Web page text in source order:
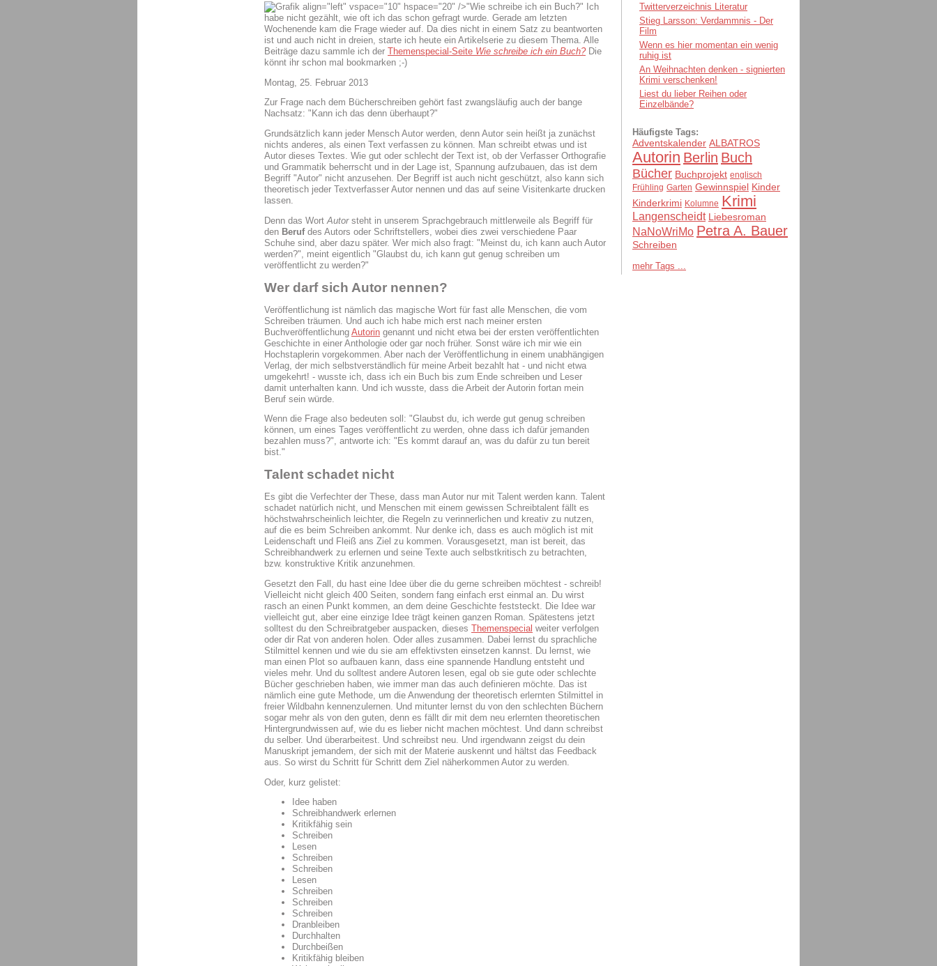
align="left" vspace="10" hspace="20" />"Wie schreibe ich ein Buch?" Ich
habe nicht gezählt, wie oft ich das schon gefragt wurde. Gerade am letzten
Wochenende kam die Frage wieder auf. Da dies nicht in einem Satz zu beantworten
ist und auch nicht in dreien, starte ich heute ein Artikelserie zu diesem Thema. Alle
Beiträge dazu sammle ich der Themenspecial-Seite Wie schreibe ich ein Buch?Die
könnt ihr schon mal bookmarken ;-)
Montag, 25. Februar 2013
Zur Frage nach dem Bücherschreiben gehört fast zwangsläufig auch der bange
Nachsatz: "Kann ich das denn überhaupt?"
Grundsätzlich kann jeder Mensch Autor werden, denn Autor sein heißt ja zunächst
nichts anderes, als einen Text verfassen zu können. Man schreibt etwas und ist
Autor dieses Textes. Wie gut oder schlecht der Text ist, ob der Verfasser Orthografie
und Grammatik beherrscht und in der Lage ist, Spannung aufzubauen, das ist dem
Begriff "Autor" nicht anzusehen. Der Begriff ist auch nicht geschützt, also kann sich
theoretisch jeder Textverfasser Autor nennen und das auf seine Visitenkarte drucken
lassen.
Denn das WortAutorsteht in unserem Sprachgebrauch mittlerweile als Begriff für
den Beruf des Autors oder Schriftstellers, wobei dies zwei verschiedene Paar
Schuhe sind, aber dazu später. Wer mich also fragt: "Meinst du, ich kann auch Autor
werden?", meint eigentlich "Glaubst du, ich kann gut genug schreiben um
veröffentlicht zu werden?"
Wer darf sich Autor nennen?
Veröffentlichung ist nämlich das magische Wort für fast alle Menschen, die vom
Schreiben träumen. Und auch ich habe mich erst nach meiner ersten
Buchveröffentlichung Autorin genannt und nicht etwa bei der ersten veröffentlichten
Geschichte in einer Anthologie oder gar noch früher. Sonst wäre ich mir wie ein
Hochstaplerin vorgekommen. Aber nach der Veröffentlichung in einem unabhängigen
Verlag, der mich selbstverständlich für meine Arbeit bezahlt hat - und nicht etwa
umgekehrt! - wusste ich, dass ich ein Buch bis zum Ende schreiben und Leser
damit unterhalten kann. Und ich wusste, dass die Arbeit der Autorin fortan mein
Beruf sein würde.
Wenn die Frage also bedeuten soll: "Glaubst du, ich werde gut genug schreiben
können, um eines Tages veröffentlicht zu werden, ohne dass ich dafür jemanden
bezahlen muss?", antworte ich: "Es kommt darauf an, was du dafür zu tun bereit
bist."
Talent schadet nicht
Es gibt die Verfechter der These, dass man Autor nur mit Talent werden kann. Talent
schadet natürlich nicht, und Menschen mit einem gewissen Schreibtalent fällt es
höchstwahrscheinlich leichter, die Regeln zu verinnerlichen und kreativ zu nutzen,
auf die es beim Schreiben ankommt. Nur denke ich, dass es auch möglich ist mit
Leidenschaft und Fleiß ans Ziel zu kommen. Vorausgesetzt, man ist bereit, das
Schreibhandwerk zu erlernen und seine Texte auch selbstkritisch zu betrachten,
bzw. konstruktive Kritik anzunehmen.
Gesetzt den Fall, du hast eine Idee über die du gerne schreiben möchtest - schreib!
Vielleicht nicht gleich 400 Seiten, sondern fang einfach erst einmal an. Du wirst
rasch an einen Punkt kommen, an dem deine Geschichte feststeckt. Die Idee war
vielleicht gut, aber eine einzige Idee trägt keinen ganzen Roman. Spätestens jetzt
solltest du den Schreibratgeber auspacken, dieses Themenspecial weiter verfolgen
oder dir Rat von anderen holen. Oder alles zusammen. Dabei lernst du sprachliche
Stilmittel kennen und wie du sie am effektivsten einsetzen kannst. Du lernst, wie
man einen Plot so aufbauen kann, dass eine spannende Handlung entsteht und
vieles mehr. Und du solltest andere Autoren lesen, egal ob sie gute oder schlechte
Bücher geschrieben haben, wie immer man das auch definieren möchte. Das ist
nämlich eine gute Methode, um die Anwendung der theoretisch erlernten Stilmittel in
freier Wildbahn kennenzulernen. Und mitunter lernst du von den schlechten Büchern
sogar mehr als von den guten, denn es fällt dir mit dem neu erlernten theoretischen
Hintergrundwissen auf, wie du es lieber nicht machen möchtest. Und dann schreibst
du selber. Und überarbeitest. Und schreibst neu. Und irgendwann zeigst du dein
Manuskript jemandem, der sich mit der Materie auskennt und hältst das Feedback
aus. So wirst du Schritt für Schritt dem Ziel näherkommen Autor zu werden.
Oder, kurz gelistet:
Idee haben
Schreibhandwerk erlernen
Kritikfähig sein
Schreiben
Lesen
Schreiben
Schreiben
Lesen
Schreiben
Schreiben
Schreiben
Dranbleiben
Durchhalten
Durchbeißen
Kritikfähig bleiben
Twitterverzeichnis Literatur
Stieg Larsson: Verdammnis - Der
Film
Wenn es hier momentan ein wenig
ruhig ist
An Weihnachten denken - signierten
Krimi verschenken!
Liest du lieber Reihen oder
Einzelbände?
Häufigste Tags:
Adventskalender ALBATROS
Autorin Berlin Buch
Bücher Buchprojekt englisch
Frühling Garten Gewinnspiel Kinder
Kinderkrimi Kolumne Krimi
Langenscheidt Liebesroman
NaNoWriMo Petra A. Bauer
Schreiben
mehr Tags ...